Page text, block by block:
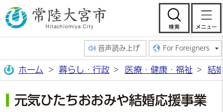
常陸大宮市公
検
音声読み上げ For Foreigners
ホーム 暮らし・行政 医療・健康・福祉 結
元気ひたちおおみや結婚応援事業